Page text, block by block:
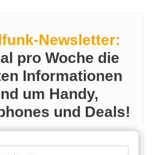
Newsletter:
pro Woche die
Informationen
um Handy,
und Deals!